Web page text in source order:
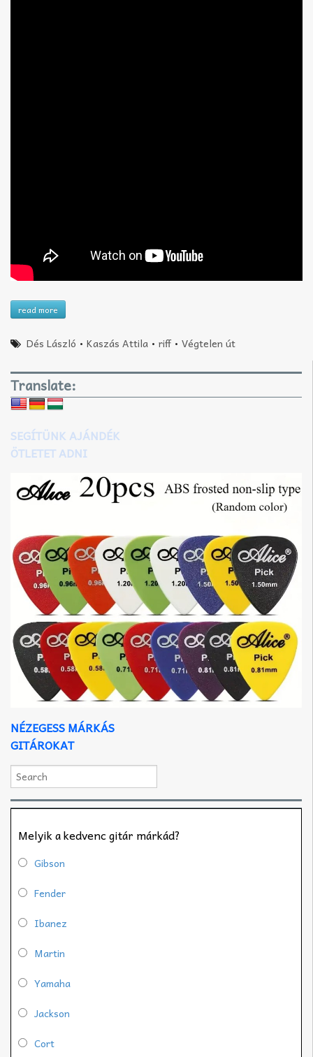
read more
Dés László •Kaszás Attila •riff•Végtelen út
Translate:
SEGÍTÜNK AJÁNDÉK
ÖTLETET ADNI
NÉZEGESS MÁRKÁS
GITÁROKAT
Melyik a kedvenc gitár márkád?
Gibson
Fender
Ibanez
Martin
Yamaha
Jackson
Cort